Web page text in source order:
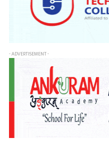
- ADVERTISEMENT -